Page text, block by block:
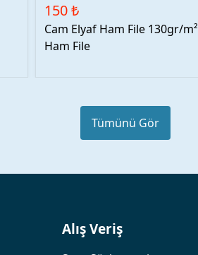
150 ₺
Cam Elyaf Ham File 130gr/m²
Ham File
Tümünü Gör
Alış Veriş